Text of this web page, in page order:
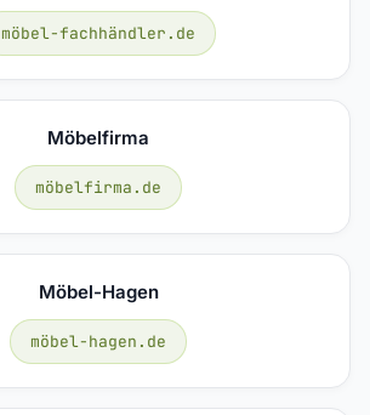
möbel-fachhändler.de
Möbelfirma
möbelfirma.de
Möbel-Hagen
möbel-hagen.de